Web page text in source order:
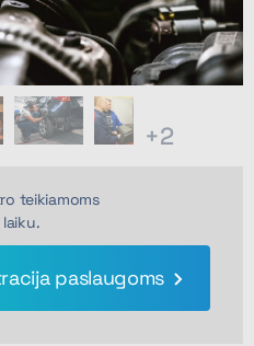
+2
teikiamoms
paslaugoms